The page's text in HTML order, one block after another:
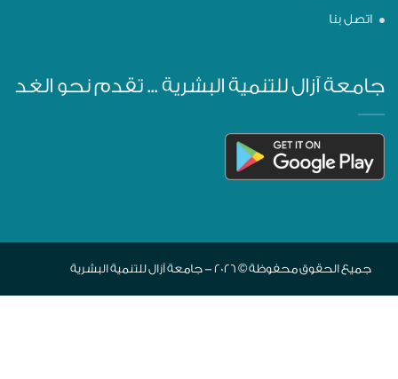
اتصل بنا
جامعة آزال للتنمية البشرية ... تقدم نحو الغد
جميع الحقوق محفوظة © 2026 - جامعة آزال للتنمية البشرية